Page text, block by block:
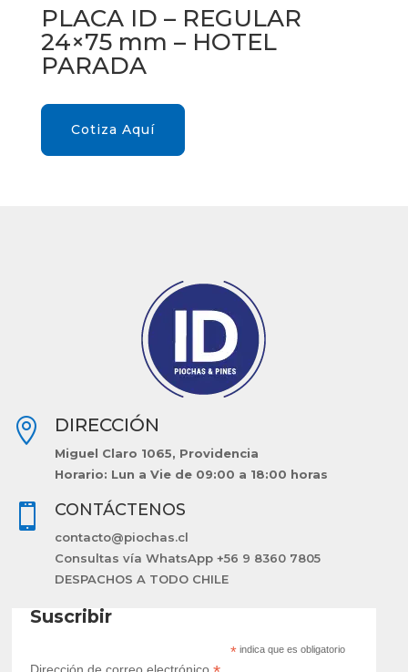
PLACA ID – REGULAR
24×75 mm – HOTEL
PARADA
Cotiza Aquí
 DIRECCIÓN
Miguel Claro 1065, Providencia
Horario: Lun a Vie de 09:00 a 18:00 horas
 CONTÁCTENOS
contacto@piochas.cl
Consultas vía WhatsApp +56 9 8360 7805
DESPACHOS A TODO CHILE
Suscribir
* indica que es obligatorio